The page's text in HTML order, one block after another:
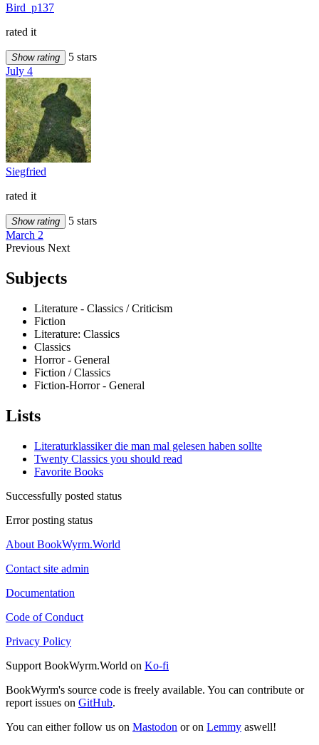
Bird_p137
rated it
Show rating
5 stars
July 4
Siegfried
rated it
Show rating
5 stars
March 2
Previous Next
Subjects
Literature - Classics / Criticism
Fiction
Literature: Classics
Classics
Horror - General
Fiction / Classics
Fiction-Horror - General
Lists
Literaturklassiker die man mal gelesen haben sollte
Twenty Classics you should read
Favorite Books
Successfully posted status
Error posting status
About BookWyrm.World
Contact site admin
Documentation
Code of Conduct
Privacy Policy
Support BookWyrm.World on Ko-fi
BookWyrm's source code is freely available. You can contribute or
report issues on GitHub.
You can either follow us on Mastodon or on Lemmy aswell!